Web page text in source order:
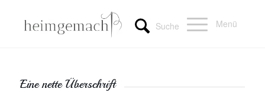
Suche Menü
Eine nette Überschrift